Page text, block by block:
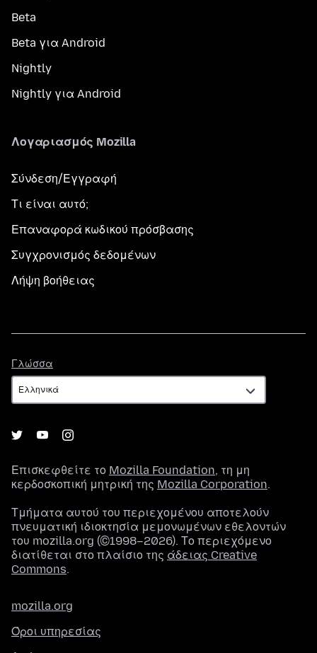
Beta
Beta για Android
Nightly
Nightly για Android
Λογαριασμός Mozilla
Σύνδεση/Εγγραφή
Τι είναι αυτό;
Επαναφορά κωδικού πρόσβασης
Συγχρονισμός δεδομένων
Λήψη βοήθειας
Γλώσσα
Επισκεφθείτε το Mozilla Foundation, τη μη
κερδοσκοπική μητρική της Mozilla Corporation.
Τμήματα αυτού του περιεχομένου αποτελούν
πνευματική ιδιοκτησία μεμονωμένων εθελοντών
του mozilla.org (©1998–2026). Το περιεχόμενο
διατίθεται στο πλαίσιο της άδειας Creative
Commons.
mozilla.org
Όροι υπηρεσίας